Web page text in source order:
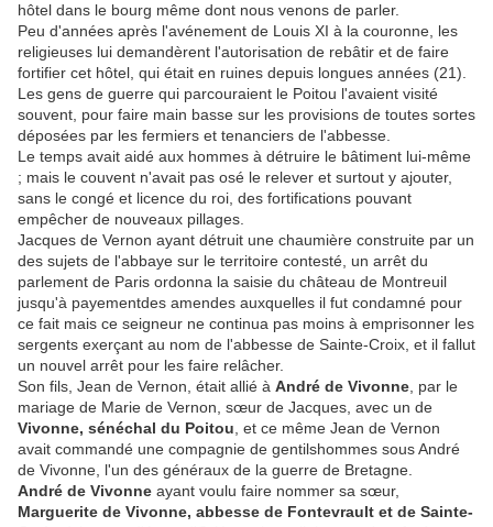
hôtel dans le bourg même dont nous venons de parler.
Peu d'années après l'avénement de Louis XI à la couronne, les
religieuses lui demandèrent l'autorisation de rebâtir et de faire
fortifier cet hôtel, qui était en ruines depuis longues années (21).
Les gens de guerre qui parcouraient le Poitou l'avaient visité
souvent, pour faire main basse sur les provisions de toutes sortes
déposées par les fermiers et tenanciers de l'abbesse.
Le temps avait aidé aux hommes à détruire le bâtiment lui-même
; mais le couvent n'avait pas osé le relever et surtout y ajouter,
sans le congé et licence du roi, des fortifications pouvant
empêcher de nouveaux pillages.
Jacques de Vernon ayant détruit une chaumière construite par un
des sujets de l'abbaye sur le territoire contesté, un arrêt du
parlement de Paris ordonna la saisie du château de Montreuil
jusqu'à payementdes amendes auxquelles il fut condamné pour
ce fait mais ce seigneur ne continua pas moins à emprisonner les
sergents exerçant au nom de l'abbesse de Sainte-Croix, et il fallut
un nouvel arrêt pour les faire relâcher.
Son fils, Jean de Vernon, était allié à André de Vivonne , par le
mariage de Marie de Vernon, sœur de Jacques, avec un de
Vivonne, sénéchal du Poitou , et ce même Jean de Vernon
avait commandé une compagnie de gentilshommes sous André
de Vivonne, l'un des généraux de la guerre de Bretagne.
André de Vivonne ayant voulu faire nommer sa sœur,
Marguerite de Vivonne, abbesse de Fontevrault et de Sainte-